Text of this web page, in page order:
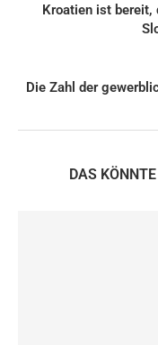
Kroatien ist bereit,
Die Zahl der
DAS